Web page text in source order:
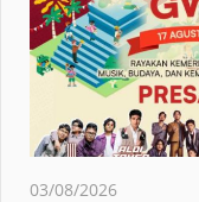
03/08/2026